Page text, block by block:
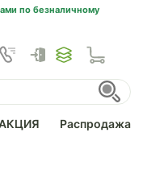
по безналичному
Распродажа